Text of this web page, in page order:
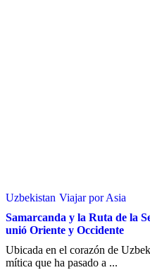
Uzbekistan Viajar por Asia
Samarcanda y la Ruta de la
unió Oriente y Occidente
Ubicada en el corazón de
mítica que ha pasado a ...